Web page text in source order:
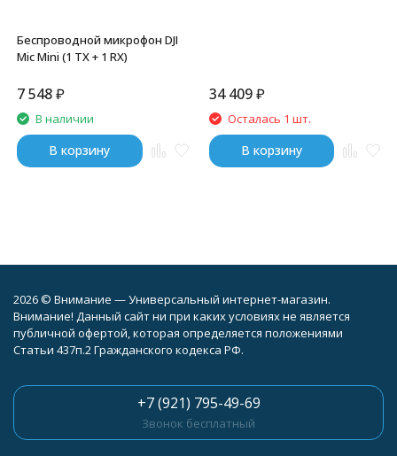
Беспроводной микрофон DJI
Mic Mini (1 TX + 1 RX)
7 548₽
В наличии
В корзину
34 409 ₽
Осталась 1 шт.
В корзину
2026 © Внимание — Универсальный интернет-магазин.
Внимание! Данный сайт ни при каких условиях не является
публичной офертой, которая определяется положениями
Статьи 437п.2 Гражданского кодекса РФ.
+7 (921) 795-49-69
Звонок бесплатный